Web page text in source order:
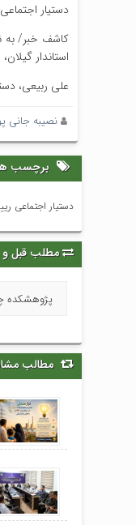
دستیار
کاشف خبر/ به
استاندار
علی ربیعی،
نصیبه جانی
برچسب
دستیار اجتماعی
مطلب قبل و
پژوهشکده
مطالب